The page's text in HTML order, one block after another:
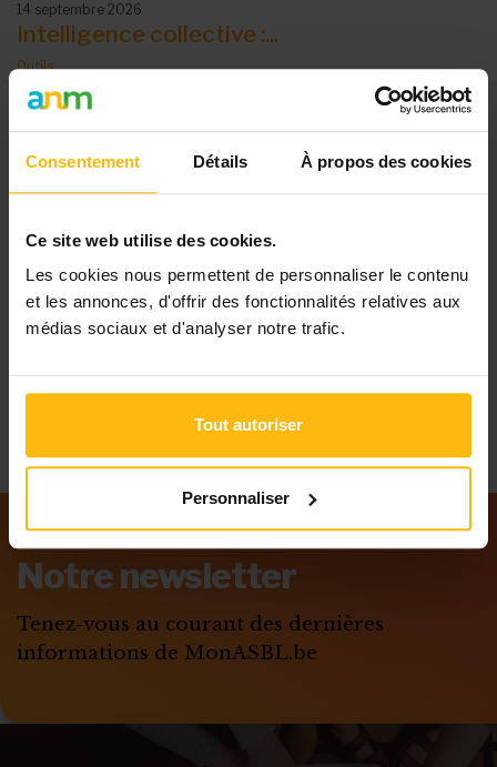
Consentement Détails À propos des cookies
Ce site web utilise des cookies.
Les cookies nous permettent de personnaliser le contenu
et les annonces, d'offrir des fonctionnalités relatives aux
médias sociaux et d'analyser notre trafic.
Tout autoriser
Personnaliser
14 septembre 2026
Intelligence collective :...
Outils
Gestion de conflits :...
15 septembre 2026
La gouvernance et dynamique...
DIFFUSER VOTRE
ÉVÉNEMENT
Notre newsletter
Tenez-vous au courant des dernières
informations de MonASBL.be